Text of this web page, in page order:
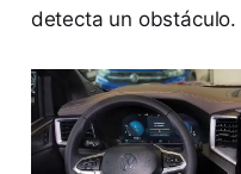
detecta un obstáculo.